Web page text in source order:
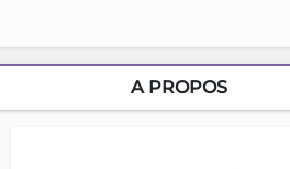
A PROPOS